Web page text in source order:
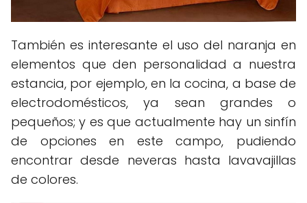
También es interesante el uso del naranja en
elementos que den personalidad a nuestra
estancia, por ejemplo, en la cocina, a base de
electrodomésticos, ya sean grandes o
pequeños; y es que actualmente hay un sinfín
de opciones en este campo, pudiendo
encontrar desde neveras hasta lavavajillas
de colores.